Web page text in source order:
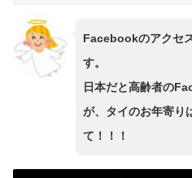
Facebookのアクセ
す。
日本だと高齢者の
が、タイのお年寄り
て！！！